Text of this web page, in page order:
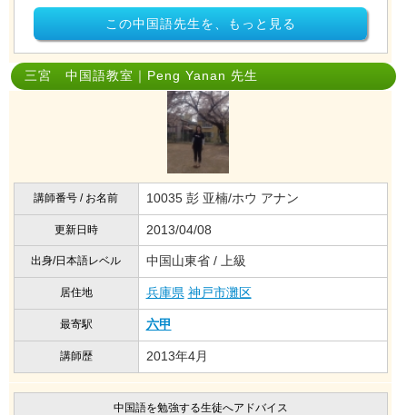
この中国語先生を、もっと見る
三宮 中国語教室｜Peng Yanan 先生
講師番号 / お名前 10035 彭 亚楠/ホウ アナン
更新日時 2013/04/08
出身/日本語レベル 中国山東省 / 上級
居住地 兵庫県 神戸市灘区
最寄駅 六甲
講師歴 2013年4月
中国語を勉強する生徒へアドバイス